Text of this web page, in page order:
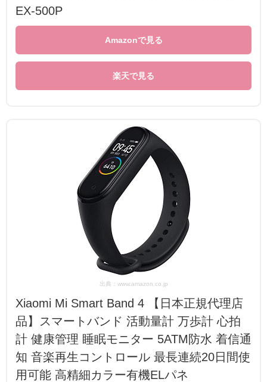
EX-500P
Amazonで見る
楽天で見る
出典：www.amazon.co.jp
Xiaomi Mi Smart Band 4 【日本正規代理店
品】スマートバンド 活動量計 万歩計 心拍
計 健康管理 睡眠モニター 5ATM防水 着信通
知 音楽再生コントロール 最長連続20日間使
用可能 高精細カラー有機ELパネ